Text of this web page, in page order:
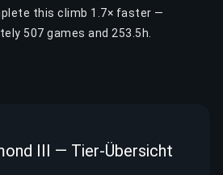
this climb 1.7× faster —
507 games and 253.5h.
III — Tier-Übersicht